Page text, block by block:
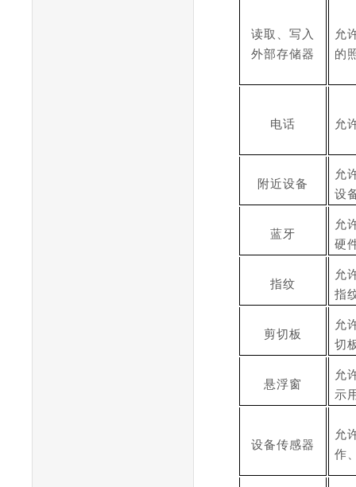
读取、写入
外部存储器
允
的
电话 允
附近设备
允
设
蓝牙
允
硬
指纹
允
指
剪切板
允
切
悬浮窗
允
示
设备传感器
允
作